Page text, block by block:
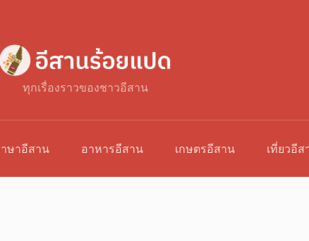
ทุกเรื่องราวของชาวอีสาน
ษาอีสาน อาหารอีสาน เกษตรอีสาน เที่ยวอีส